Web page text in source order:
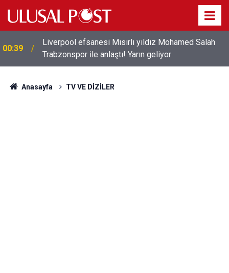
00:39
Liverpool efsanesi Mısırlı yıldız Mohamed Salah
Trabzonspor ile anlaştı! Yarın geliyor
Anasayfa TV VE DİZİLER